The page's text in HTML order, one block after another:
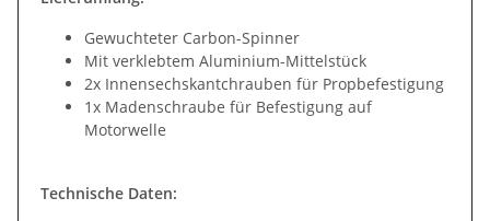
Gewuchteter Carbon-Spinner
Mit verklebtem Aluminium-Mittelstück
2x Innensechskantchrauben für Propbefestigung
1x Madenschraube für Befestigung auf
Motorwelle
Technische Daten: